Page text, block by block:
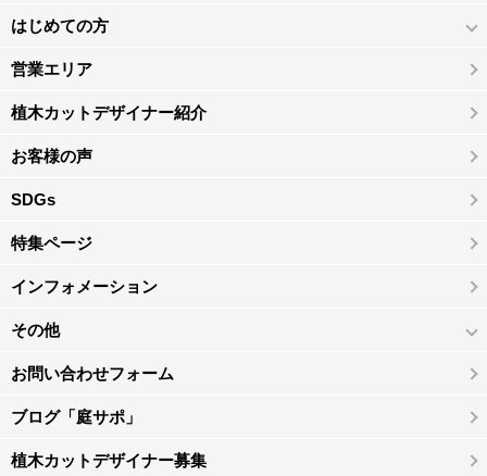
はじめての方
営業エリア
植木カットデザイナー紹介
お客様の声
SDGs
特集ページ
インフォメーション
その他
お問い合わせフォーム
ブログ「庭サポ」
植木カットデザイナー募集